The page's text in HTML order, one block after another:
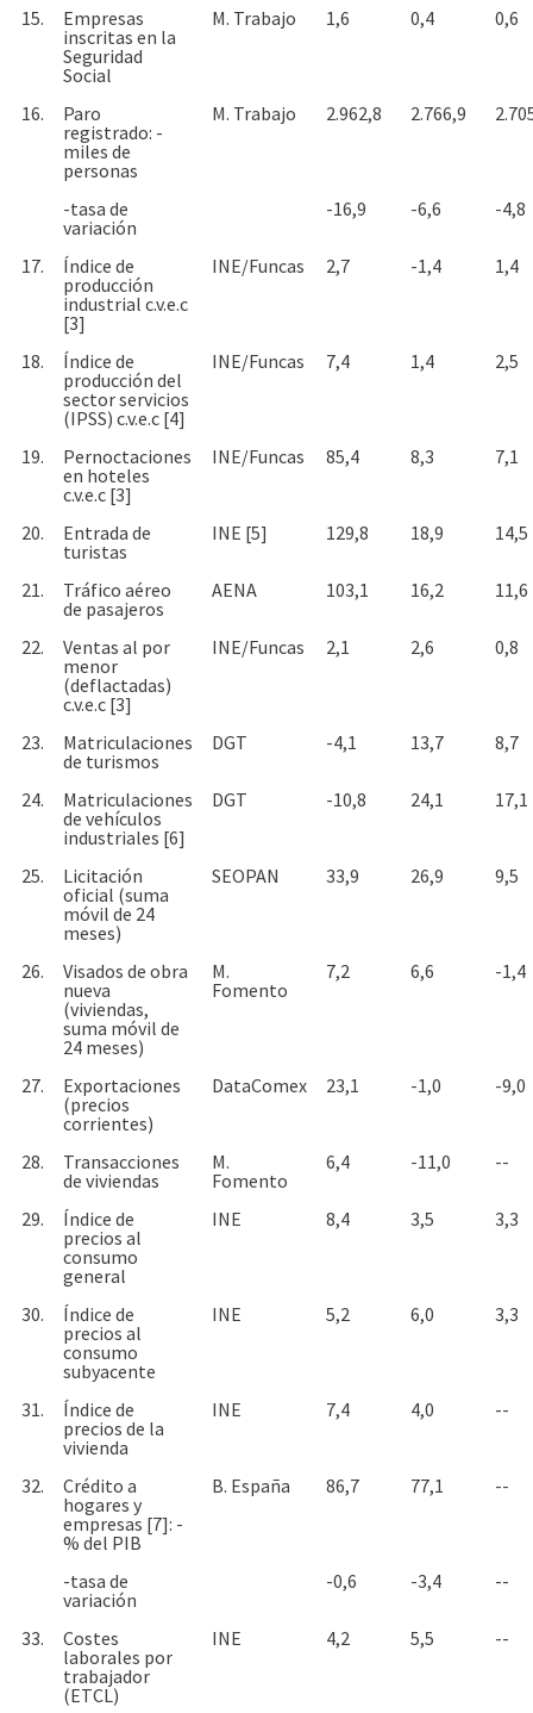
15.
Empresas
inscritas en la
Seguridad
Social
M. Trabajo 1,6 0,4 0,6
16.
Paro
registrado: -
miles de
personas
M. Trabajo 2.962,8 2.766,9
-tasa de
variación
-16,9 -6,6 -4,8
17.
Índice de
producción
industrial c.v.e.c
[3]
INE/Funcas 2,7 -1,4 1,4
18.
Índice de
producción del
sector servicios
(IPSS) c.v.e.c [4]
INE/Funcas 7,4 1,4 2,5
19.
Pernoctaciones
en hoteles
c.v.e.c [3]
INE/Funcas 85,4 8,3 7,1
20.
Entrada de
turistas
INE [5] 129,8 18,9 14,5
21.
Tráfico aéreo
de pasajeros
AENA 103,1 16,2 11,6
22.
Ventas al por
menor
(deflactadas)
c.v.e.c [3]
INE/Funcas 2,1 2,6 0,8
23.
Matriculaciones
de turismos
DGT -4,1 13,7 8,7
24.
Matriculaciones
de vehículos
industriales [6]
DGT -10,8 24,1 17,1
25.
Licitación
oficial (suma
móvil de 24
meses)
SEOPAN 33,9 26,9 9,5
26.
Visados de obra
nueva
(viviendas,
suma móvil de
24 meses)
M.
Fomento
7,2 6,6 -1,4
27.
Exportaciones
(precios
corrientes)
DataComex 23,1 -1,0 -9,0
28.
Transacciones
de viviendas
M.
Fomento
6,4 -11,0 --
29.
Índice de
precios al
consumo
general
INE 8,4 3,5 3,3
30.
Índice de
precios al
consumo
subyacente
INE 5,2 6,0 3,3
31.
Índice de
precios de la
vivienda
INE 7,4 4,0 --
32.
Crédito a
hogares y
empresas [7]: -
% del PIB
B. España 86,7 77,1 --
-tasa de
variación
-0,6 -3,4 --
33.
Costes
laborales por
trabajador
(ETCL)
INE 4,2 5,5 --